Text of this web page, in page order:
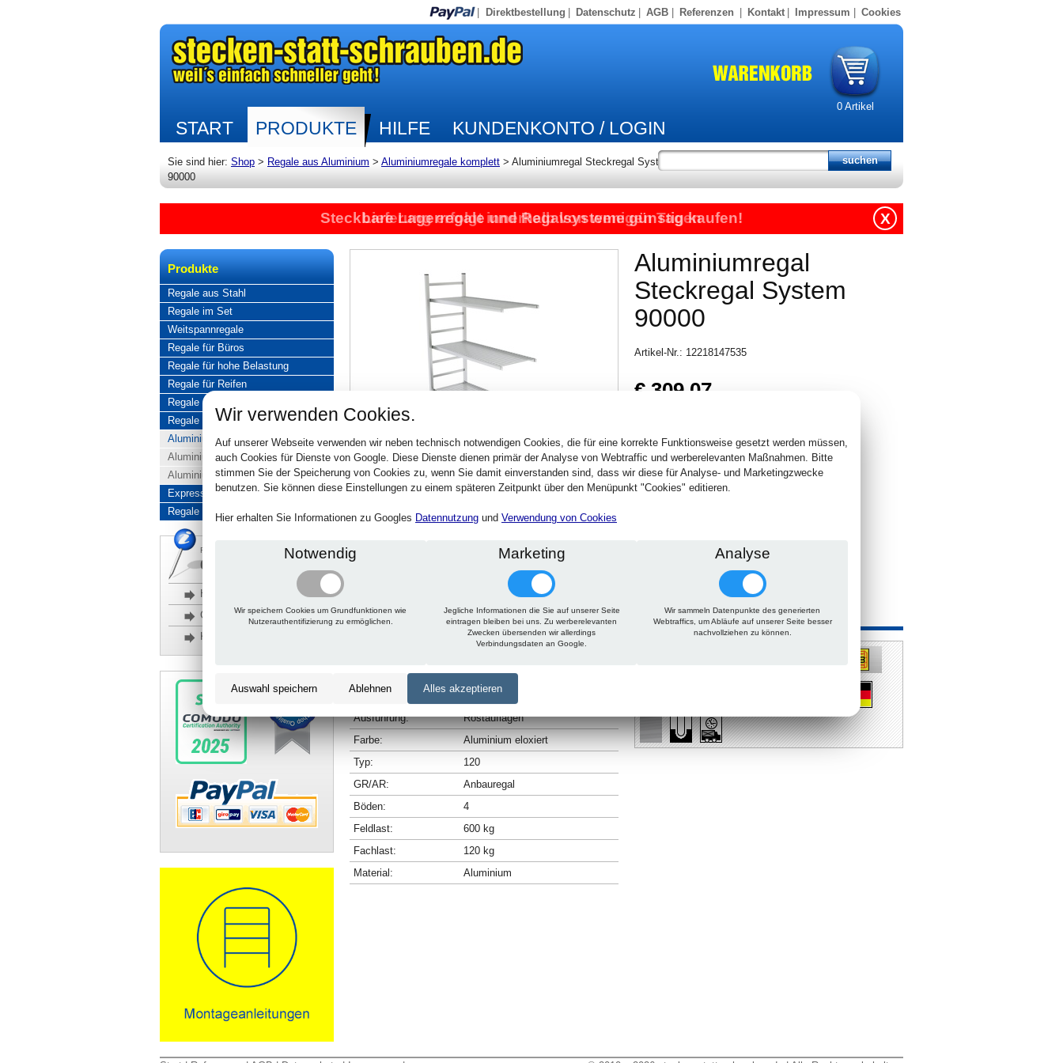
Direktbestellung Datenschutz AGB Referenzen Kontakt Impressum Cookies
0Artikel
START PRODUKTE HILFE KUNDENKONTO / LOGIN
Sie sind hier: Shop > Regale aus Aluminium > Aluminiumregale komplett > Aluminiumregal Steckregal System
90000
Steckbare Lagerregale und Regalsysteme günstig kaufen!
Lieferung erfolgt innerhalb von wenigen Tagen X
Produkte
Regale aus Stahl
Regale im Set
Weitspannregale
Regale für Büros
Regale für hohe Belastung
Regale für Reifen
Regale aus Edelstahl
Regale aus Aluminium
Aluminiumregale komplett
Aluminiumregal Baukasten
Aluminiumregal Kombinationen
Express-Produkte
Regale Reduziert
Rückfragen, Hilfe, Bestellen?
06201 690095-0
Häufige Fragen
Glossar
Kontakt
Aluminiumregal
Steckregal System
90000
Artikel-Nr.: 12218147535
€ 309,07
Stck.
Technische Daten Beschreibung
350 mm
Länge:
1475 mm
Ausführung:
Rostauflagen
Farbe:
Aluminium eloxiert
Typ:
120
GR/AR:
Anbauregal
Böden:
4
Feldlast:
600 kg
Fachlast:
120 kg
Material:
Aluminium
Wir verwenden Cookies.
Auf unserer Webseite verwenden wir neben technisch notwendigen Cookies, die für eine korrekte Funktionsweise gesetzt werden müssen,
auch Cookies für Dienste von Google. Diese Dienste dienen primär der Analyse von Webtraffic und werberelevanten Maßnahmen. Bitte
stimmen Sie der Speicherung von Cookies zu, wenn Sie damit einverstanden sind, dass wir diese für Analyse- und Marketingzwecke
benutzen. Sie können diese Einstellungen zu einem späteren Zeitpunkt über den Menüpunkt "Cookies" editieren.
Hier erhalten Sie Informationen zu Googles Datennutzung und Verwendung von Cookies
Notwendig
Wir speichern Cookies um Grundfunktionen wie
Nutzerauthentifizierung zu ermöglichen.
Marketing
Jegliche Informationen die Sie auf unserer Seite
eintragen bleiben bei uns. Zu werberelevanten
Zwecken übersenden wir allerdings
Verbindungsdaten an Google.
Analyse
Wir sammeln Datenpunkte des generierten
Webtraffics, um Abläufe auf unserer Seite besser
nachvollziehen zu können.
Auswahl speichern Ablehnen Alles akzeptieren